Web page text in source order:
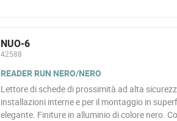
NUO-6
42588
READER RUN NERO/NERO
Lettore di schede di prossimità ad alta
installazioni interne e per il montaggio in
elegante. Finiture in alluminio di colore nero.